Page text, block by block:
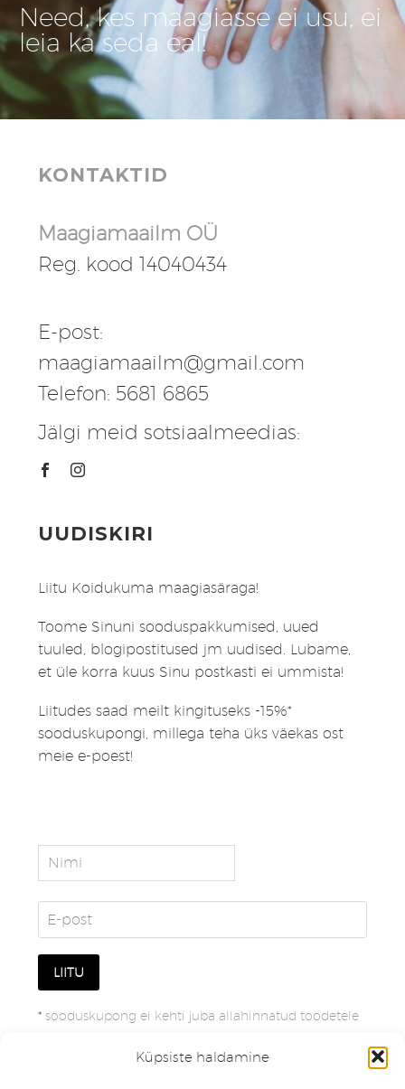
Küpsiste haldamine
Need, kes maagiasse ei usu, ei
leia ka seda eal!
KONTAKTID
Maagiamaailm OÜ
Reg. kood 14040434
E-post:
maagiamaailm@gmail.com
Telefon: 5681 6865
Jälgi meid sotsiaalmeedias:
UUDISKIRI
Liitu Koidukuma maagiasäraga!
Toome Sinuni sooduspakkumised, uued
tuuled, blogipostitused jm uudised. Lubame,
et üle korra kuus Sinu postkasti ei ummista!
Liitudes saad meilt kingituseks -15%*
sooduskupongi, millega teha üks väekas ost
meie e-poest!
* sooduskupong ei kehti juba allahinnatud toodetele